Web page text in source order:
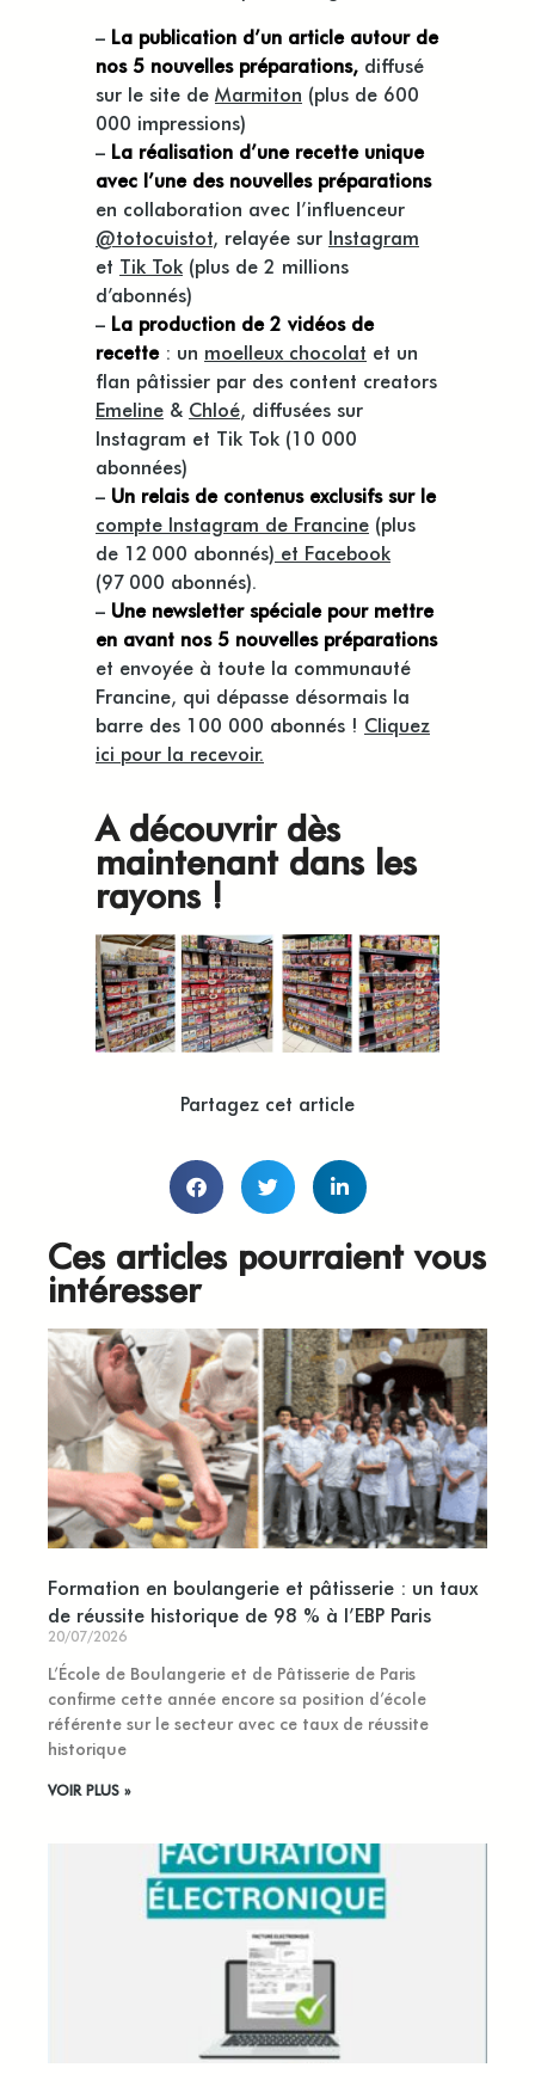
– La publication d’un article autour de
nos 5 nouvelles préparations, diffusé
sur le site de Marmiton (plus de 600
000 impressions)
– La réalisation d’une recette unique
avec l’une des nouvelles préparations
en collaboration avec l’influenceur
@totocuistot, relayée sur Instagram
et Tik Tok (plus de 2 millions
d’abonnés)
– La production de 2 vidéos de
recette: un moelleux chocolat et un
flan pâtissier par des content creators
Emeline & Chloé, diffusées sur
Instagram et Tik Tok (10 000
abonnées)
– Un relais de contenus exclusifs sur le
compte Instagram de Francine (plus
de 12 000 abonnés) et Facebook
(97 000 abonnés).
– Une newsletter spéciale pour mettre
en avant nos 5 nouvelles préparations
et envoyée à toute la communauté
Francine, qui dépasse désormais la
barre des 100 000 abonnés ! Cliquez
ici pour la recevoir.
A découvrir dès
maintenant dans les
rayons !
Partagez cet article
Ces articles pourraient vous
intéresser
Formation en boulangerie et pâtisserie : un taux
de réussite historique de 98 % à l’EBP Paris
20/07/2026
L’École de Boulangerie et de Pâtisserie de Paris
confirme cette année encore sa position d’école
référente sur le secteur avec ce taux de réussite
historique
VOIR PLUS »